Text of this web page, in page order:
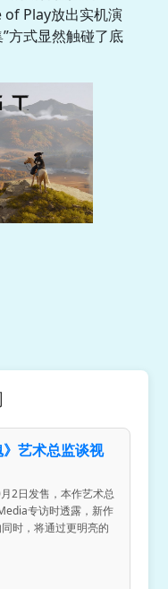
Play放出实机演
方式显然触碰了底
艺术总监谈视
2日发售，本作艺术总
专访时透露，新作
时，将通过更明亮的